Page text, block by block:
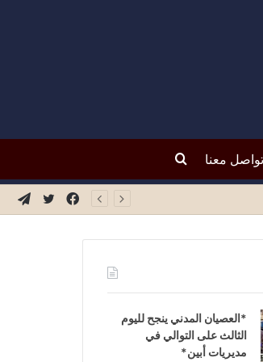
تواصل معنا بحث
تويتر
فيسبوك
*العصيان المدني ينجح لليوم
الثالث على التوالي في
مديريات أبين*